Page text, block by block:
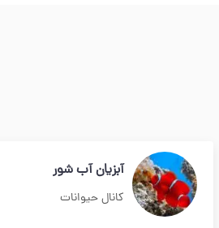
آبزیان آب شور
کانال حیوانات